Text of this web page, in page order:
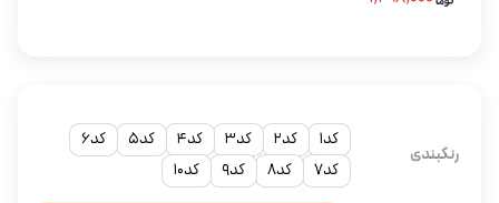
رنگبندی
کد1 کد2 کد3 کد4 کد5
کد6
کد7
کد8 کد9 کد10